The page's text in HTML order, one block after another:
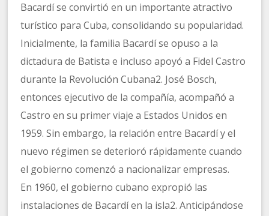
Bacardí se convirtió en un importante atractivo
turístico para Cuba, consolidando su popularidad.
Inicialmente, la familia Bacardí se opuso a la
dictadura de Batista e incluso apoyó a Fidel Castro
durante la Revolución Cubana2. José Bosch,
entonces ejecutivo de la compañía, acompañó a
Castro en su primer viaje a Estados Unidos en
1959. Sin embargo, la relación entre Bacardí y el
nuevo régimen se deterioró rápidamente cuando
el gobierno comenzó a nacionalizar empresas.
En 1960, el gobierno cubano expropió las
instalaciones de Bacardí en la isla2. Anticipándose